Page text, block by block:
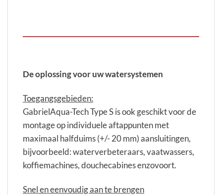
De oplossing voor uw watersystemen
Toegangsgebieden:
GabrielAqua-Tech Type S is ook geschikt voor de
montage op individuele aftappunten met
maximaal halfduims (+/- 20 mm) aansluitingen,
bijvoorbeeld: waterverbeteraars, vaatwassers,
koffiemachines, douchecabines enzovoort.
Snel en eenvoudig aan te brengen